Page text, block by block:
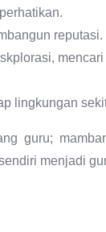
reputasi.
lingkungan
guru;
menjadi